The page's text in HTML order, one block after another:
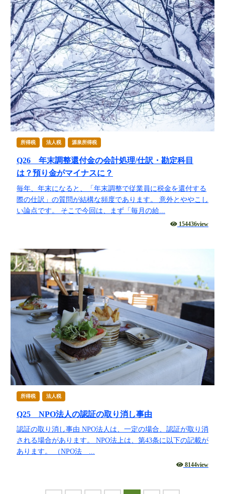
所得税 法人税 源泉所得税
Q26 年末調整還付金の会計処理/仕訳・勘定科目
は？預り金がマイナスに？
毎年、年末になると、「年末調整で従業員に税金を還付する
際の仕訳」の質問が結構な頻度であります。 意外とややこし
い論点です。 そこで今回は、まず「毎月の給...
154436view
所得税 法人税
Q25 NPO法人の認証の取り消し事由
認証の取り消し事由 NPO法人は、一定の場合、認証が取り消
される場合があります。 NPO法上は、第43条に以下の記載が
あります。 （NPO法 ...
8144view